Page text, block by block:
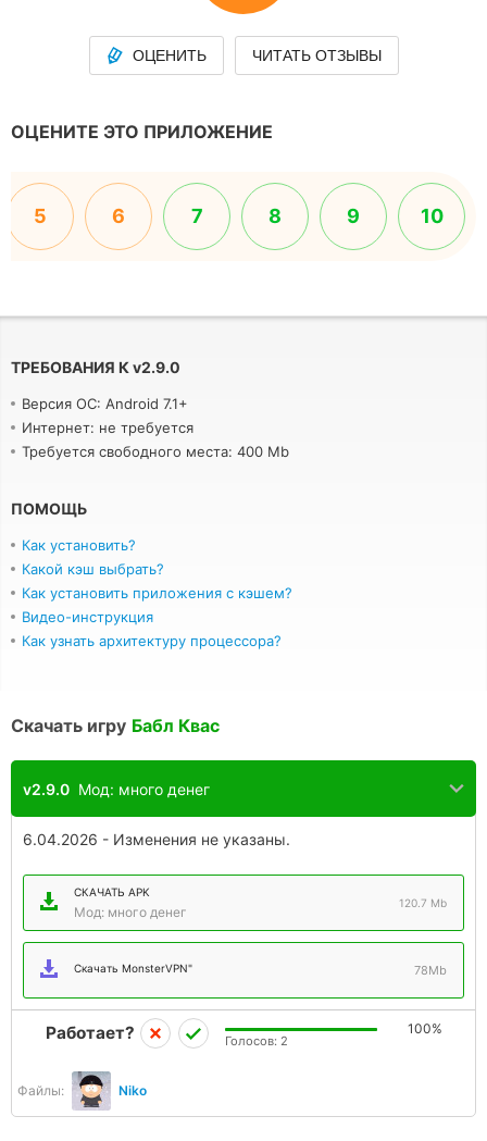
ОЦЕНИТЬ ЧИТАТЬ ОТЗЫВЫ
ОЦЕНИТЕ ЭТО ПРИЛОЖЕНИЕ
5 6 7 8 9 10
ТРЕБОВАНИЯ К v2.9.0
Версия ОС: Android 7.1+
Интернет: не требуется
Требуется свободного места: 400 Mb
ПОМОЩЬ
Как установить?
Какой кэш выбрать?
Как установить приложения с кэшем?
Видео-инструкция
Как узнать архитектуру процессора?
Скачать игру Бабл Квас
v2.9.0 Мод: много денег
6.04.2026 - Изменения не указаны.
СКАЧАТЬ APK
Мод: много денег
120.7 Mb
Скачать MonsterVPN" 78Mb
Файлы: Niko
Работает? 100%
Голосов: 2